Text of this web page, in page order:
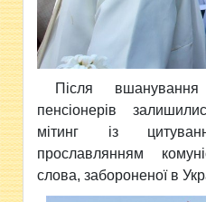
Після
пенсіонерів
мітинг із
прославлянням
слова, забороненої в